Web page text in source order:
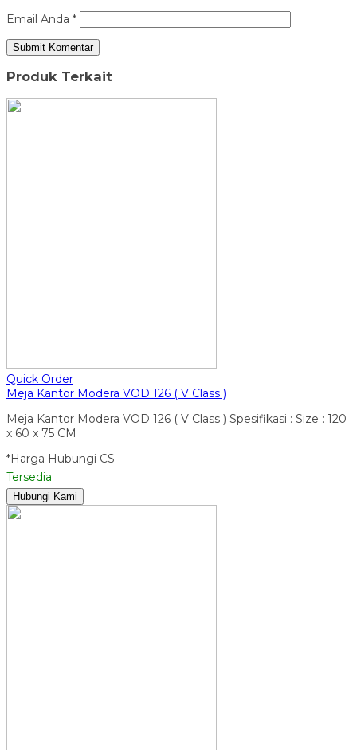
Email Anda *
Produk Terkait
Quick Order
Meja Kantor Modera VOD 126 ( V Class )
Meja Kantor Modera VOD 126 ( V Class ) Spesifikasi : Size : 120
x 60 x 75 CM
*Harga Hubungi CS
Tersedia
Hubungi Kami